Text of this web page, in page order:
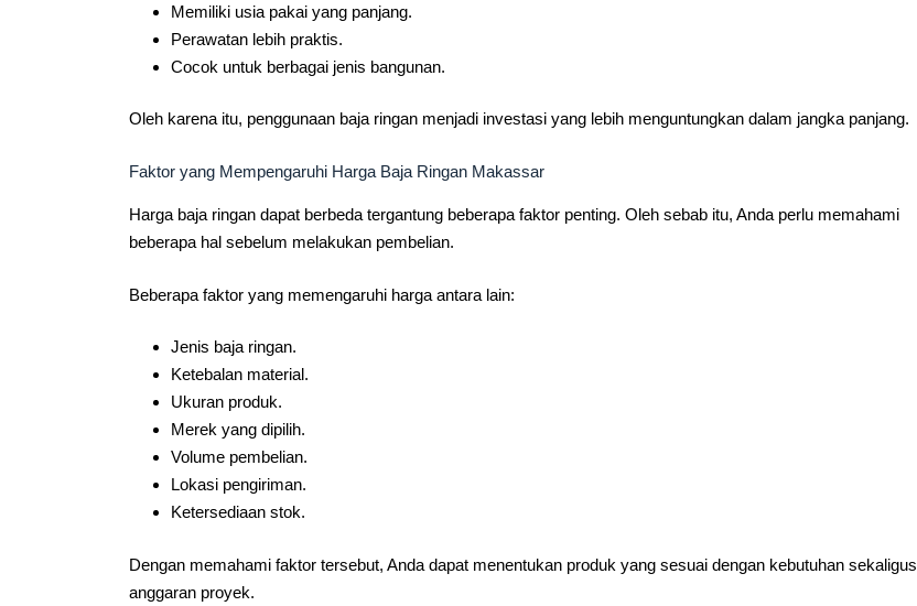
Memiliki usia pakai yang panjang.
Perawatan lebih praktis.
Cocok untuk berbagai jenis bangunan.
Oleh karena itu, penggunaan baja ringan menjadi investasi yang lebih menguntungkan dalam jangka panjang.
Faktor yang Mempengaruhi Harga Baja Ringan Makassar
Harga baja ringan dapat berbeda tergantung beberapa faktor penting. Oleh sebab itu, Anda perlu memahami
beberapa hal sebelum melakukan pembelian.
Beberapa faktor yang memengaruhi harga antara lain:
Jenis baja ringan.
Ketebalan material.
Ukuran produk.
Merek yang dipilih.
Volume pembelian.
Lokasi pengiriman.
Ketersediaan stok.
Dengan memahami faktor tersebut, Anda dapat menentukan produk yang sesuai dengan kebutuhan sekaligus
anggaran proyek.